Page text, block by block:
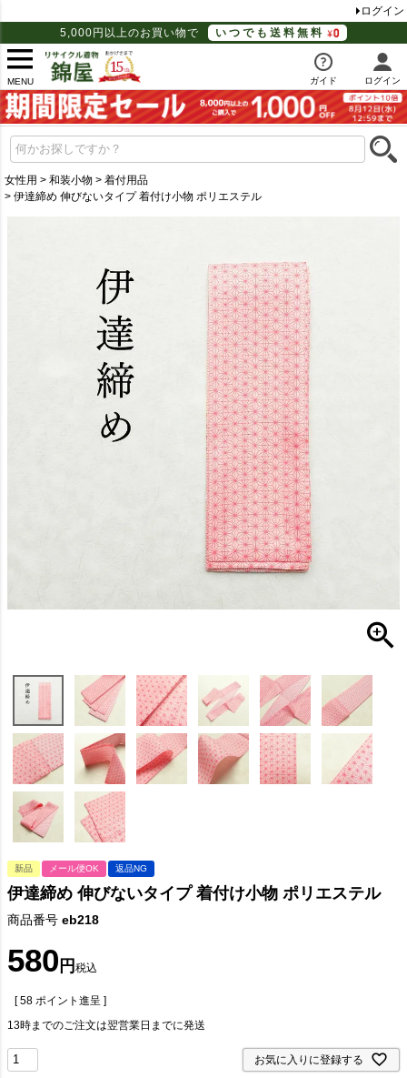
ログイン
5,000円以上のお買い物で
いつでも送料無料
MENU ガイド ログイン
女性用 和装小物
着付用品
伊達締め 伸びないタイプ 着付け小物 ポリエステル
新品 メール便OK 返品NG
伊達締め 伸びないタイプ 着付け小物 ポリエステル
商品番号 eb218
580 税込
[ 58 ポイント進呈 ]
13時までのご注文は翌営業日までに発送
お気に入りに登録する